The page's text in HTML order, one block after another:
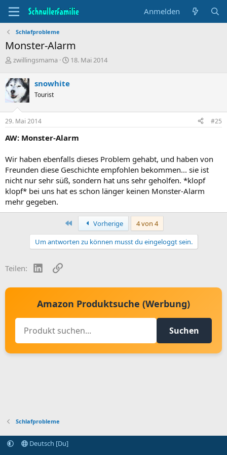
Anmelden
Schlafprobleme
Monster-Alarm
T
e
m
e
n
s
t
r
e
r
zwillingsmama
B
d
u
18. Mai 2014
snowhite
Tourist
29. Mai 2014 #25
AW: Monster-Alarm
Wir haben ebenfalls dieses Problem gehabt, und haben von
Freunden diese Geschichte empfohlen bekommen... sie ist
nicht nur sehr süß, sondern hat uns sehr geholfen. *klopf
klopf* bei uns hat es schon länger keinen Monster-Alarm
mehr gegeben.
Erste Vorherige
4 von 4
Um antworten zu können musst du eingeloggt sein.
Teilen: LinkedInLink
Amazon Produktsuche (Werbung)
Suchen
Schlafprobleme
Deutsch [Du]